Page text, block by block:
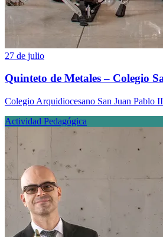
27 de julio
Quinteto de Metales – Colegio
Colegio Arquidiocesano San Juan Pablo
Actividad Pedagógica